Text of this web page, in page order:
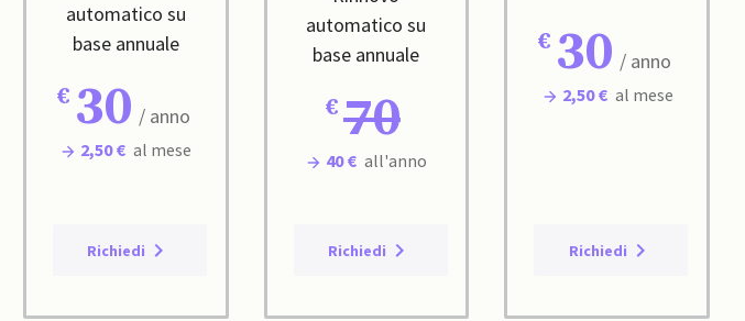
automatico su
base annuale
30 / anno
2,50 € al mese
Richiedi
automatico su
base annuale
70
40 € all'anno
Richiedi
30 / anno
2,50 € al mese
Richiedi